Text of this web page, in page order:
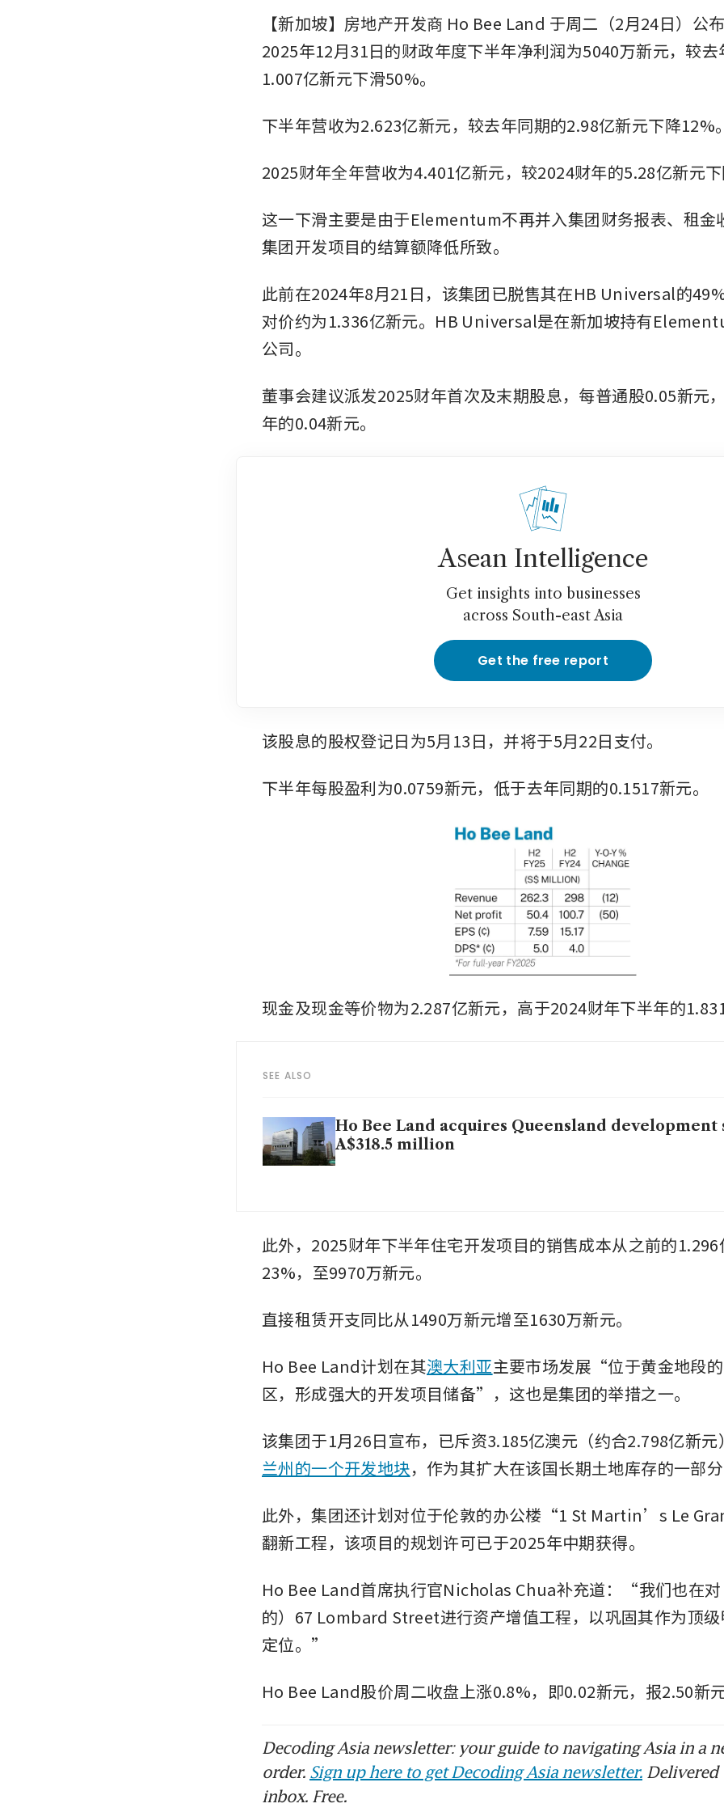
【新加坡】房地产开发商 Ho Bee Land 于周二（2月24日）公
2025年12月31日的财政年度下半年净利润为5040万新元，较去
1.007亿新元下滑50%。
下半年营收为2.623亿新元，较去年同期的2.98亿新元下降12%。
2025财年全年营收为4.401亿新元，较2024财年的5.28亿新元下
这一下滑主要是由于Elementum不再并入集团财务报表、租金
集团开发项目的结算额降低所致。
此前在2024年8月21日，该集团已脱售其在HB Universal的
对价约为1.336亿新元。HB Universal是在新加坡持有
公司。
董事会建议派发2025财年首次及末期股息，每普通股0.05新元
年的0.04新元。
Asean Intelligence
Get insights into businesses
across South-east Asia
Get the free report
该股息的股权登记日为5月13日，并将于5月22日支付。
下半年每股盈利为0.0759新元，低于去年同期的0.1517新元。
现金及现金等价物为2.287亿新元，高于2024财年下半年的1.831
SEE ALSO
Ho Bee Land acquires Queensland development
A$318.5 million
此外，2025财年下半年住宅开发项目的销售成本从之前的1.296
23%，至9970万新元。
直接租赁开支同比从1490万新元增至1630万新元。
Ho Bee Land计划在其澳大利亚主要市场发展“位于黄金地段
区，形成强大的开发项目储备”，这也是集团的举措之一。
该集团于1月26日宣布，已斥资3.185亿澳元（约合2.798亿新元
兰州的一个开发地块，作为其扩大在该国长期土地库存的一部分
此外，集团还计划对位于伦敦的办公楼“1 St Martin’s Le
翻新工程，该项目的规划许可已于2025年中期获得。
Ho Bee Land首席执行官Nicholas Chua补充道：“我们也在对
的）67 Lombard Street进行资产增值工程，以巩固其作为顶
定位。”
Ho Bee Land股价周二收盘上涨0.8%，即0.02新元，报2.50新元
Decoding Asia newsletter: your guide to navigating Asia in a
order. Sign up here to get Decoding Asia newsletter. Delivered
inbox. Free.